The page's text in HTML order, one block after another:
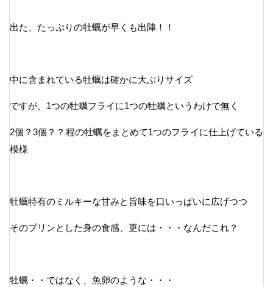
出た、たっぷりの牡蠣が早くも出陣！！
中に含まれている牡蠣は確かに大ぶりサイズ
ですが、1つの牡蠣フライに1つの牡蠣というわけで無く
2個？3個？？程の牡蠣をまとめて1つのフライに仕上げている
模様
牡蠣特有のミルキーな甘みと旨味を口いっぱいに広げつつ
そのプリンとした身の食感、更には・・・なんだこれ？
牡蠣・・ではなく、魚卵のような・・・